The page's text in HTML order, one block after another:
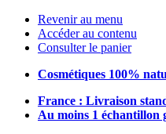
Revenir au menu
Accéder au contenu
Consulter le panier
Cosmétiques 100%
France : Livraison
Au moins 1 échantillon